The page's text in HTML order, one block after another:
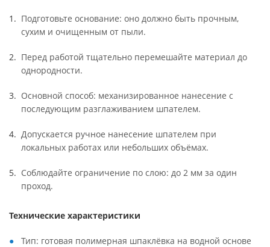
Подготовьте основание: оно должно быть прочным,
сухим и очищенным от пыли.
Перед работой тщательно перемешайте материал до
однородности.
Основной способ: механизированное нанесение с
последующим разглаживанием шпателем.
Допускается ручное нанесение шпателем при
локальных работах или небольших объёмах.
Соблюдайте ограничение по слою: до 2 мм за один
проход.
Технические характеристики
Тип: готовая полимерная шпаклёвка на водной основе